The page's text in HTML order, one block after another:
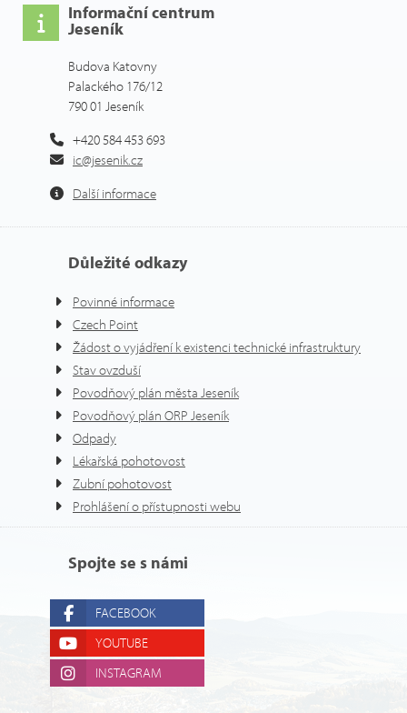
Informační centrum
Jeseník
Budova Katovny
Palackého 176/12
790 01 Jeseník
+420 584 453 693
ic@jesenik.cz
Další informace
Důležité odkazy
Povinné informace
Czech Point
Žádost o vyjádření k existenci technické infrastruktury
Stav ovzduší
Povodňový plán města Jeseník
Povodňový plán ORP Jeseník
Odpady
Lékařská pohotovost
Zubní pohotovost
Prohlášení o přístupnosti webu
Spojte se s námi
FACEBOOK
YOUTUBE
INSTAGRAM